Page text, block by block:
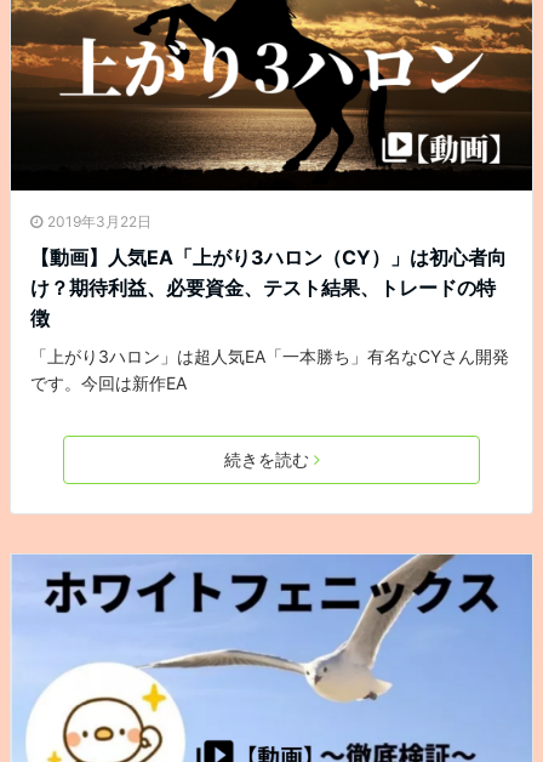
2019年3月22日
【動画】人気EA「上がり3ハロン（CY）」は初心者向
け？期待利益、必要資金、テスト結果、トレードの特
徴
「上がり3ハロン」は超人気EA「一本勝ち」有名なCYさん開発
です。今回は新作EA
続きを読む